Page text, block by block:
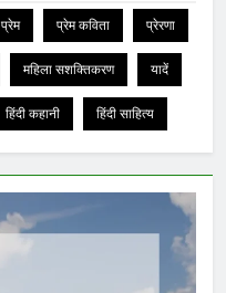
प्रेम प्रेम कविता प्रेरणा
महिला सशक्तिकरण यादें
हिंदी कहानी हिंदी साहित्य